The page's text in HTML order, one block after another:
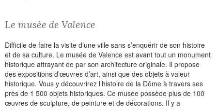
Le musée de Valence
Difficile de faire la visite d’une ville sans s’enquérir de son histoire
et de sa culture. Le musée de Valence est avant tout un monument
historique attrayant de par son architecture originale. Il propose
des expositions d’œuvres d’art, ainsi que des objets à valeur
historique. Vous y découvrirez l’histoire de la Dôme à travers ses
près de 1 500 objets historiques. Ce musée possède plus de 100
œuvres de sculpture, de peinture et de décorations. Il y a